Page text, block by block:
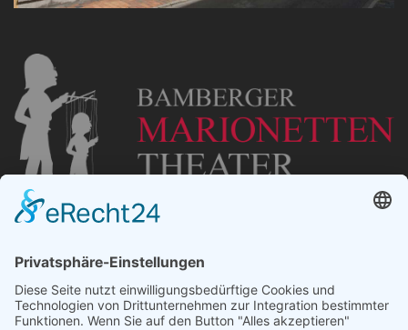
„Staubsches Haus“
Untere Sandstraße 30
96049 Bamberg